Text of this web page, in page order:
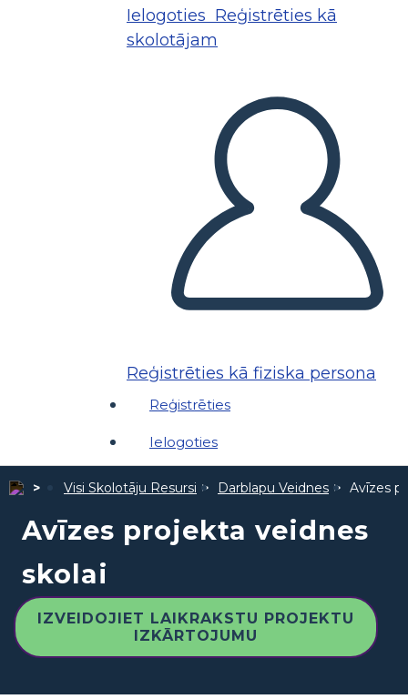
Ielogoties Reģistrēties kā
skolotājam
Reģistrēties kā fiziska persona
Reģistrēties
Ielogoties
Visi Skolotāju Resursi Darblapu Veidnes Avīzes
Avīzes projekta veidnes
skolai
IZVEIDOJIET LAIKRAKSTU PROJEKTU
IZKĀRTOJUMU